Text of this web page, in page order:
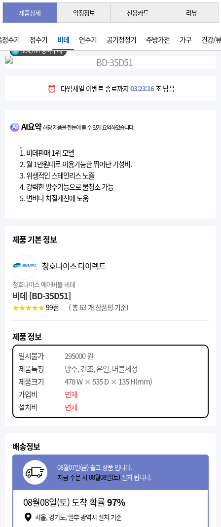
정수기 정수기 비데 연수기 공기청정기 주방가전 가구 건강/
제품상세 약정정보 신용카드 리뷰
3초 간편 견적 받기 →
2026년 07월 생산
369,104 명이 구매
타임세일 이벤트 종료까지 03:23:15초 남음
AI요약해당 제품을 한눈에 볼 수 있게 요약하였습니다.
1. 비데판매 1위 모델
2. 월 1만원대로 이용가능한 뛰어난 가성비.
3. 위생적인 스테인리스 노즐
4. 강력한 방수기능으로 물청소 가능
5. 변비나 치질개선에 도움
제품 기본 정보
청호나이스 다이렉트
청호나이스 에어버블 비데
비데 [BD-35D51]
★★★★★99점 ( 총 63 개 상품평 기준)
제품 정보
일시불가
295000 원
제품특징
방수, 건조, 온열, 버블세정
제품크기
478 W × 535 D × 135 H(mm)
가입비
면제
설치비
면제
배송정보
08월07일(금) 출고 상품 입니다.
지금 주문 시 08월08일(토)설치 됩니다.
08월08일(토) 도착 확률97%
서울, 경기도, 일부 광역시 설치 기준